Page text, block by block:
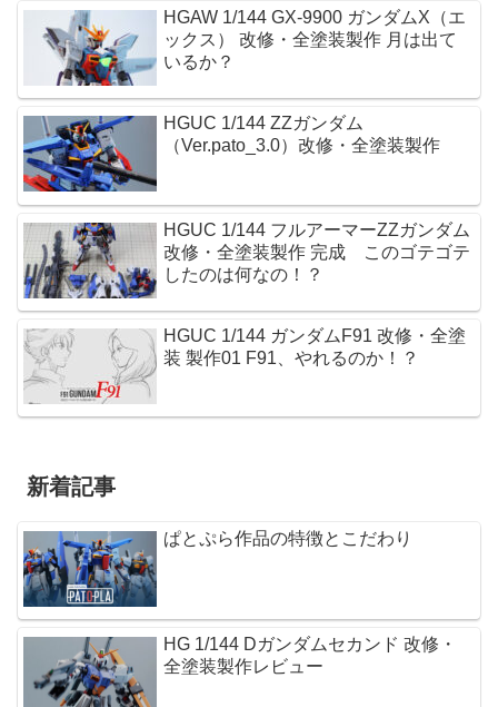
HGAW 1/144 GX-9900 ガンダムX（エ
ックス） 改修・全塗装製作 月は出て
いるか？
HGUC 1/144 ZZガンダム
（Ver.pato_3.0）改修・全塗装製作
HGUC 1/144 フルアーマーZZガンダム
改修・全塗装製作 完成 このゴテゴテ
したのは何なの！？
HGUC 1/144 ガンダムF91 改修・全塗
装 製作01 F91、やれるのか！？
新着記事
ぱとぷら作品の特徴とこだわり
HG 1/144 Dガンダムセカンド 改修・
全塗装製作レビュー